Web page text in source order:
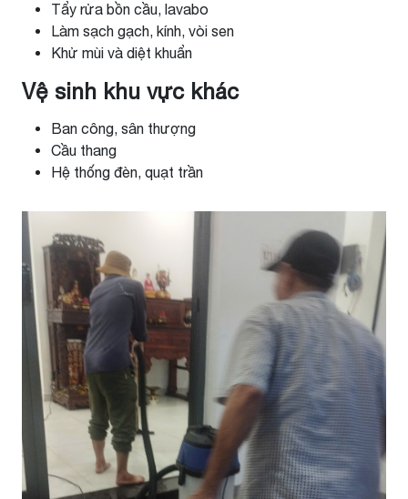
Tẩy rửa bồn cầu, lavabo
Làm sạch gạch, kính, vòi sen
Khử mùi và diệt khuẩn
Vệ sinh khu vực khác
Ban công, sân thượng
Cầu thang
Hệ thống đèn, quạt trần